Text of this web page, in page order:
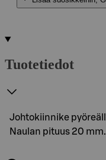
Tuotetiedot
Johtokiinnike
Naulan pituus 20 mm.